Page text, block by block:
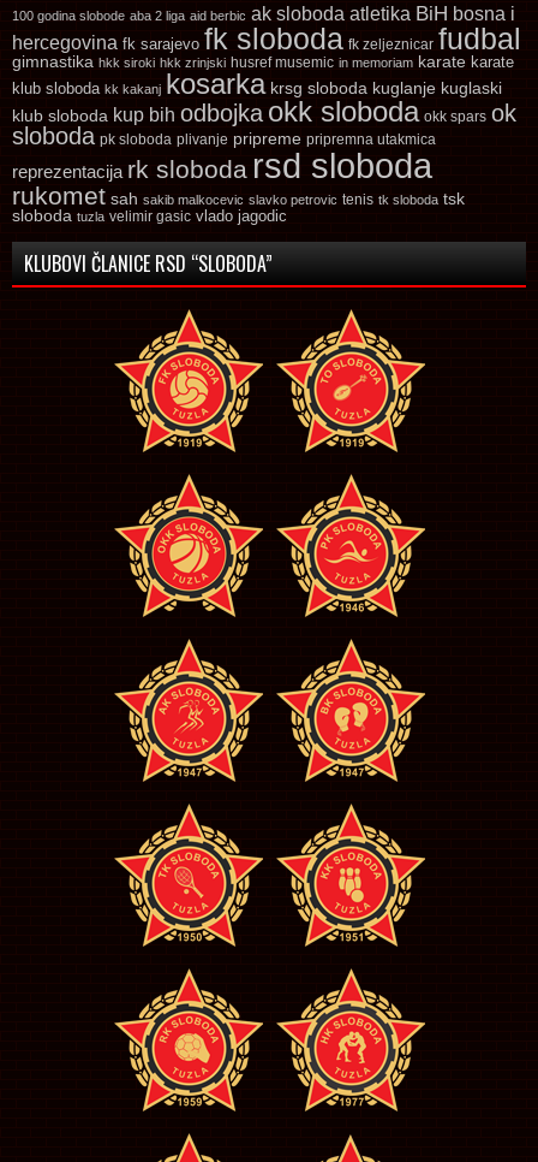
100 godina slobode aba 2 liga aid berbic ak sloboda atletika BiH bosna i
hercegovina fk sarajevo fk sloboda fk zeljeznicar fudbal
gimnastika hkk siroki hkk zrinjski husref musemic in memoriam karate karate
klub sloboda kk kakanj kosarka krsg sloboda kuglanje kuglaski
klub sloboda kup bih odbojka okk sloboda okk spars ok
sloboda pk sloboda plivanje pripreme pripremna utakmica
reprezentacija rk sloboda rsd sloboda
rukomet sah sakib malkocevic slavko petrovic tenis tk sloboda tsk
sloboda tuzla velimir gasic vlado jagodic
KLUBOVI ČLANICE RSD “SLOBODA”